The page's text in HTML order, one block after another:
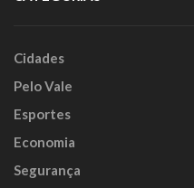
Cidades
Pelo Vale
Esportes
Economia
Segurança